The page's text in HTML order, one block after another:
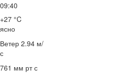
09:40
+27 °C
ясно
Ветер 2.94 м/
с
761 мм рт с